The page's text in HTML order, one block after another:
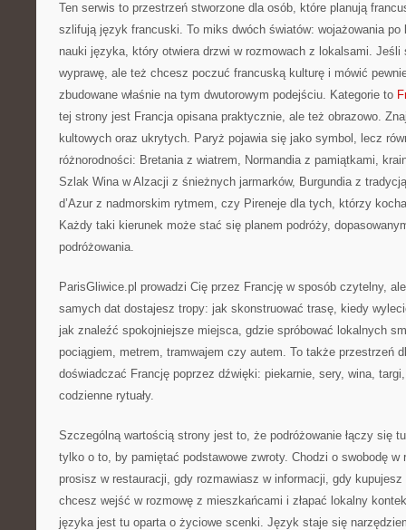
Ten serwis to przestrzeń stworzone dla osób, które planują
szlifują język francuski. To miks dwóch światów: wojażowania po
nauki języka, który otwiera drzwi w rozmowach z lokalsami. Jeśli
wyprawę, ale też chcesz poczuć francuską kulturę i mówić
zbudowane właśnie na tym dwutorowym podejściu. Kategorie to
tej strony jest Francja opisana praktycznie, ale też obrazowo.
kultowych oraz ukrytych. Paryż pojawia się jako symbol, lecz
różnorodności: Bretania z wiatrem, Normandia z pamiątkami,
Szlak Wina w Alzacji z śnieżnych jarmarków, Burgundia z
d’Azur z nadmorskim rytmem, czy Pireneje dla tych, którzy
Każdy taki kierunek może stać się planem podróży,
podróżowania.
ParisGliwice.pl prowadzi Cię przez Francję w sposób czytelny,
samych dat dostajesz tropy: jak skonstruować trasę, kiedy
jak znaleźć spokojniejsze miejsca, gdzie spróbować lokalnych
pociągiem, metrem, tramwajem czy autem. To także przestrzeń
doświadczać Francję poprzez dźwięki: piekarnie, sery, wina,
codzienne rytuały.
Szczególną wartością strony jest to, że podróżowanie łączy się
tylko o to, by pamiętać podstawowe zwroty. Chodzi o swobodę
prosisz w restauracji, gdy rozmawiasz w informacji, gdy
chcesz wejść w rozmowę z mieszkańcami i złapać lokalny
języka jest tu oparta o życiowe scenki. Język staje się